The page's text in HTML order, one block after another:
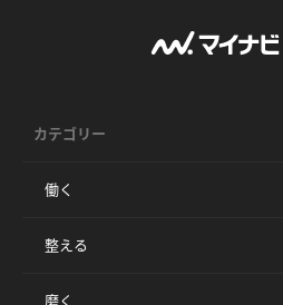
カテゴリー
働く
整える
磨く